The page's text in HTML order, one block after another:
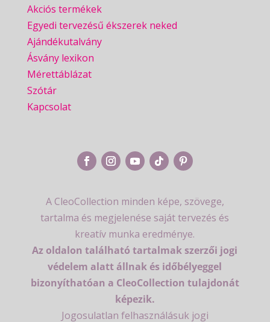
Akciós termékek
Egyedi tervezésű ékszerek neked
Ajándékutalvány
Ásvány lexikon
Mérettáblázat
Szótár
Kapcsolat
A CleoCollection minden képe, szövege,
tartalma és megjelenése saját tervezés és
kreatív munka eredménye.
Az oldalon található tartalmak szerzői jogi
védelem alatt állnak és időbélyeggel
bizonyíthatóan a CleoCollection tulajdonát
képezik.
Jogosulatlan felhasználásuk jogi